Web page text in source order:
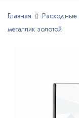
Главная Расходные
металлик золотой